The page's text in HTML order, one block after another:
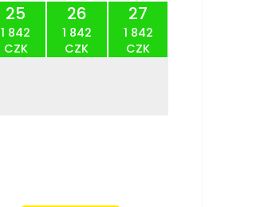
25
1 842
CZK
26
1 842
CZK
27
1 842
CZK